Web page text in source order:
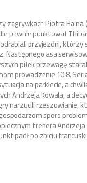
Piotra
pewnie punktował
przyjezdni,
asa
piłek przewagę
prowadzenie 10:8.
na parkiecie, a
Andrzeja Kowala, a
narzucili rzeszowianie,
sporo
trenera
padł po zbiciu